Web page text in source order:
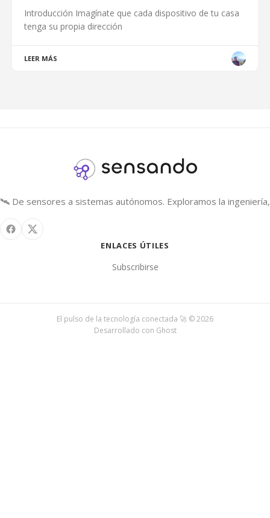
Introducción Imagínate que cada dispositivo de tu casa
tenga su propia dirección
LEER MÁS
🛰️ De sensores a sistemas autónomos. Exploramos la
ENLACES ÚTILES
Subscribirse
El pulso de la tecnología conectada 🚀 © 2026
Desarrollado con Ghost